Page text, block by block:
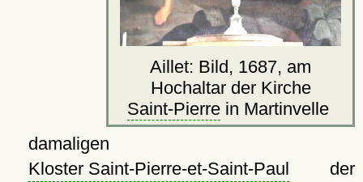
Aillet: Bild, 1687, am
Hochaltar der Kirche
Saint-Pierre in Martinvelle
damaligen
Kloster Saint-Pierre-et-Saint-Paul
der